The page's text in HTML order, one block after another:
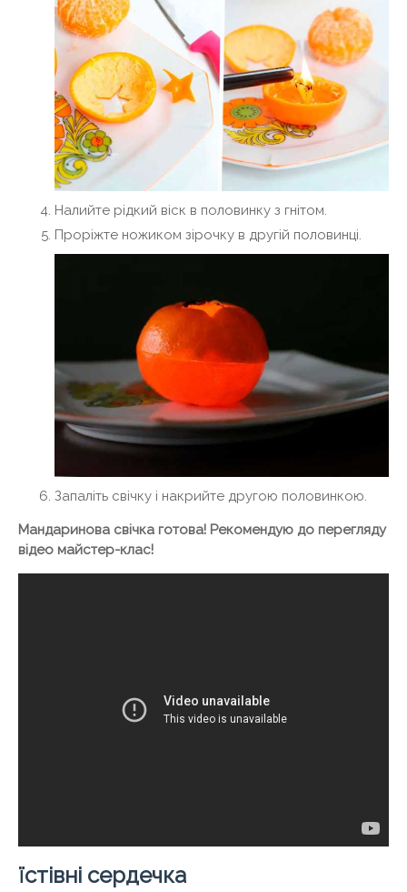
Налийте рідкий віск в половинку з гнітом.
Проріжте ножиком зірочку в другій половинці.
Запаліть свічку і накрийте другою половинкою.
Мандаринова свічка готова! Рекомендую до перегляду
відео майстер-клас!
їстівні сердечка